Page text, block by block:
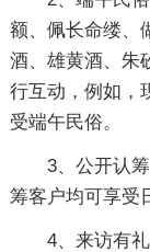
额、佩长命缕、
酒、雄黄酒、朱
行互动，例如，
受端午民俗。
3、公开认
筹客户均可享受
4、来访有